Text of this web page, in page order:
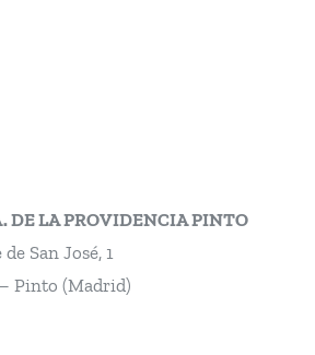
DE LA PROVIDENCIA PINTO
San José, 1
Pinto (Madrid)